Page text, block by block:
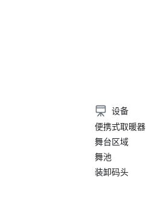
设备
便携式取暖器
舞台区域
舞池
装卸码头